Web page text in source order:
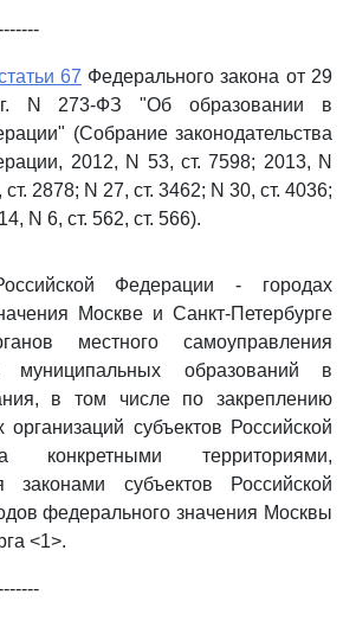
67 Федерального закона от 29
N 273-ФЗ "Об образовании в
(Собрание законодательства
2012, N 53, ст. 7598; 2013, N
2878; N 27, ст. 3462; N 30, ст. 4036;
N 6, ст. 562, ст. 566).
Федерации - городах
Москве и Санкт-Петербурге
местного самоуправления
муниципальных образований в
в том числе по закреплению
организаций субъектов Российской
конкретными территориями,
законами субъектов Российской
федерального значения Москвы
<1>.